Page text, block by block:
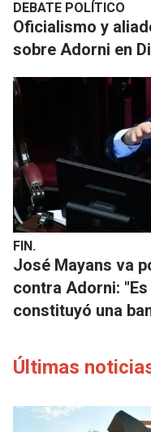
DEBATE POLÍTICO
Oficialismo y
sobre Adorni en
FIN.
José Mayans va
contra Adorni:
constituyó una
Últimas